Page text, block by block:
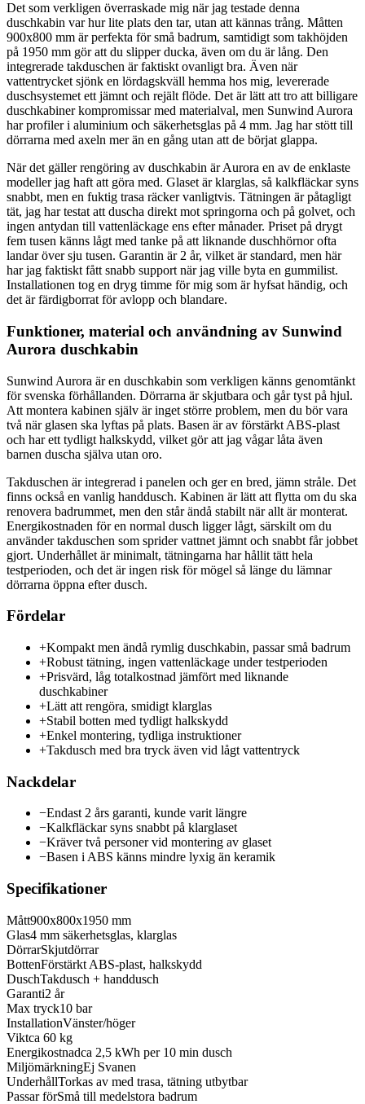
Det som verkligen överraskade mig när jag testade denna
duschkabin var hur lite plats den tar, utan att kännas trång. Måtten
900x800 mm är perfekta för små badrum, samtidigt som takhöjden
på 1950 mm gör att du slipper ducka, även om du är lång. Den
integrerade takduschen är faktiskt ovanligt bra. Även när
vattentrycket sjönk en lördagskväll hemma hos mig, levererade
duschsystemet ett jämnt och rejält flöde. Det är lätt att tro att billigare
duschkabiner kompromissar med materialval, men Sunwind Aurora
har profiler i aluminium och säkerhetsglas på 4 mm. Jag har stött till
dörrarna med axeln mer än en gång utan att de börjat glappa.
När det gäller rengöring av duschkabin är Aurora en av de enklaste
modeller jag haft att göra med. Glaset är klarglas, så kalkfläckar syns
snabbt, men en fuktig trasa räcker vanligtvis. Tätningen är påtagligt
tät, jag har testat att duscha direkt mot springorna och på golvet, och
ingen antydan till vattenläckage ens efter månader. Priset på drygt
fem tusen känns lågt med tanke på att liknande duschhörnor ofta
landar över sju tusen. Garantin är 2 år, vilket är standard, men här
har jag faktiskt fått snabb support när jag ville byta en gummilist.
Installationen tog en dryg timme för mig som är hyfsat händig, och
det är färdigborrat för avlopp och blandare.
Funktioner, material och användning av Sunwind
Aurora duschkabin
Sunwind Aurora är en duschkabin som verkligen känns genomtänkt
för svenska förhållanden. Dörrarna är skjutbara och går tyst på hjul.
Att montera kabinen själv är inget större problem, men du bör vara
två när glasen ska lyftas på plats. Basen är av förstärkt ABS-plast
och har ett tydligt halkskydd, vilket gör att jag vågar låta även
barnen duscha själva utan oro.
Takduschen är integrerad i panelen och ger en bred, jämn stråle. Det
finns också en vanlig handdusch. Kabinen är lätt att flytta om du ska
renovera badrummet, men den står ändå stabilt när allt är monterat.
Energikostnaden för en normal dusch ligger lågt, särskilt om du
använder takduschen som sprider vattnet jämnt och snabbt får jobbet
gjort. Underhållet är minimalt, tätningarna har hållit tätt hela
testperioden, och det är ingen risk för mögel så länge du lämnar
dörrarna öppna efter dusch.
Fördelar
+Kompakt men ändå rymlig duschkabin, passar små badrum
+Robust tätning, ingen vattenläckage under testperioden
+Prisvärd, låg totalkostnad jämfört med liknande
duschkabiner
+Lätt att rengöra, smidigt klarglas
+Stabil botten med tydligt halkskydd
+Enkel montering, tydliga instruktioner
+Takdusch med bra tryck även vid lågt vattentryck
Nackdelar
−Endast 2 års garanti, kunde varit längre
−Kalkfläckar syns snabbt på klarglaset
−Kräver två personer vid montering av glaset
−Basen i ABS känns mindre lyxig än keramik
Specifikationer
Mått900x800x1950 mm
Glas4 mm säkerhetsglas, klarglas
DörrarSkjutdörrar
BottenFörstärkt ABS-plast, halkskydd
DuschTakdusch + handdusch
Garanti2 år
Max tryck10 bar
InstallationVänster/höger
Viktca 60 kg
Energikostnadca 2,5 kWh per 10 min dusch
MiljömärkningEj Svanen
UnderhållTorkas av med trasa, tätning utbytbar
Passar förSmå till medelstora badrum